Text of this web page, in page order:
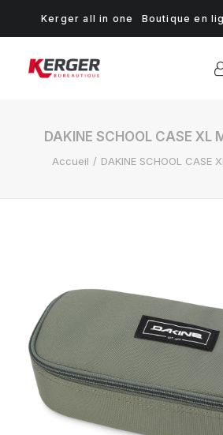
Kerger all in one Boutique en
DAKINE SCHOOL CASE XL
Accueil DAKINE SCHOOL CASE